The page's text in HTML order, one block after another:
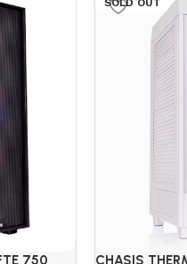
750
SOLD OUT
CHASIS